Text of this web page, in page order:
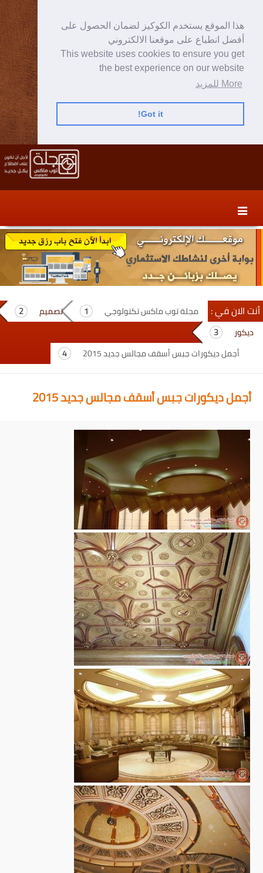
هذا الموقع يستخدم الكوكيز لضمان الحصول على
أفضل انطباع على موقعنا الالكتروني
This website uses cookies to ensure you get
the best experience on our website
More للمزيد
Got it!
content
secondary
content
أنت الان في : مجلة توب ماكس تكنولوجي
تصميم
ديكور
أجمل ديكورات جبس أسقف مجالس جديد 2015
أجمل ديكورات جبس أسقف مجالس جديد 2015